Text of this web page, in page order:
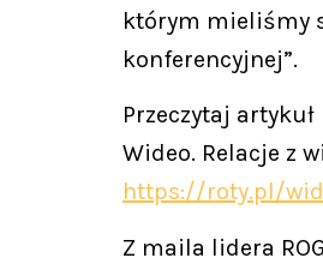
którym mieliśmy
konferencyjnej”.
Przeczytaj
Wideo. Relacje z
https://roty.pl/
Z maila lidera